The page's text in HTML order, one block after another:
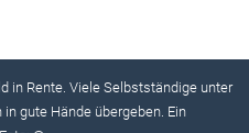
in Rente. Viele Selbstständige unter
gute Hände übergeben. Ein